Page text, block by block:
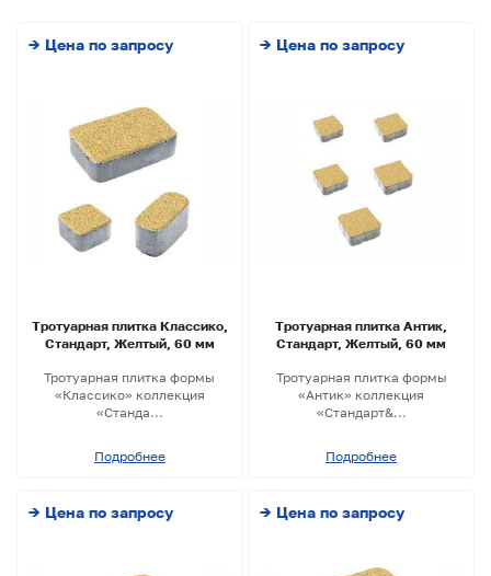
→ Цена по запросу
Тротуарная плитка Классико,
Стандарт, Желтый, 60 мм
Тротуарная плитка формы
«Классико» коллекция
«Станда...
Подробнее
→ Цена по запросу
Тротуарная плитка Антик,
Стандарт, Желтый, 60 мм
Тротуарная плитка формы
«Антик» коллекция
«Стандарт&...
Подробнее
→ Цена по запросу → Цена по запросу